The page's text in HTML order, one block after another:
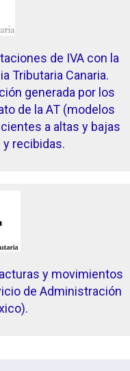
de IVA con la
Tributaria Canaria.
generada por los
de la AT (modelos
a altas y bajas
recibidas.
y movimientos
de Administración